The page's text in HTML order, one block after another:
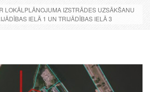
LOKĀLPLĀNOJUMA IZSTRĀDES UZSĀKŠANU
IELĀ 1 UN TRIJĀDĪBAS IELĀ 3